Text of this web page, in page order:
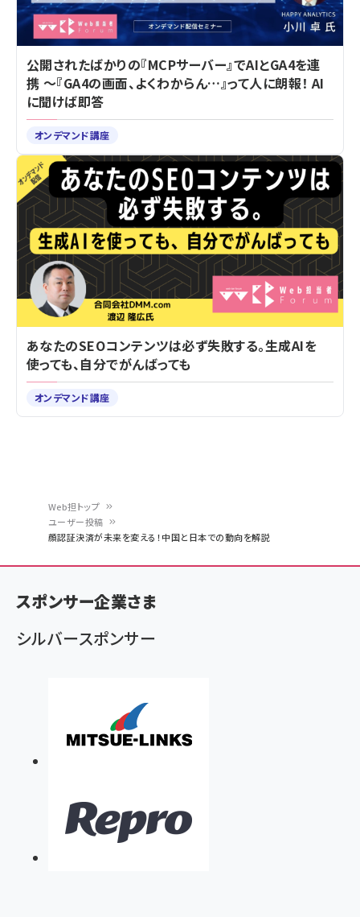
ン
く
ず
Web担トップ
ユーザー投稿
顔認証決済が未来を変える！中国と日本での動向を解説
公開されたばかりの『MCPサーバー』でAIとGA4を連
携 ～『GA4の画面、よくわからん…』って人に朗報！ AI
に聞けば即答
オンデマンド講座
あなたのSEOコンテンツは必ず失敗する。生成AIを
使っても、自分でがんばっても
オンデマンド講座
スポンサー企業さま
シルバースポンサー